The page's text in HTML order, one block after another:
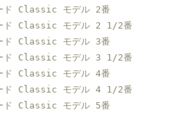
ード Classic モデル 2番
ード Classic モデル 2 1/2番
ード Classic モデル 3番
ード Classic モデル 3 1/2番
ード Classic モデル 4番
ード Classic モデル 4 1/2番
ード Classic モデル 5番